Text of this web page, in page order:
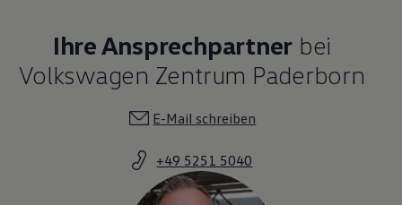
Ihre Ansprechpartner bei
Volkswagen Zentrum Paderborn
E-Mail schreiben
+49 5251 5040